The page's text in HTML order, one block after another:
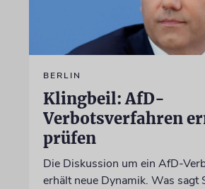
BERLIN
Klingbeil: AfD-
Verbotsverfahren
prüfen
Die Diskussion um ein AfD-
erhält neue Dynamik. Was sagt